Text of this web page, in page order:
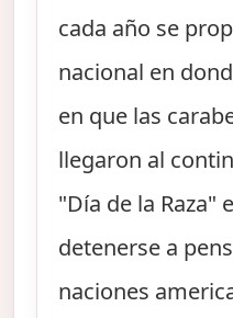
cada año se
nacional en
en que las
llegaron al
"Día de la Raza"
detenerse a
naciones